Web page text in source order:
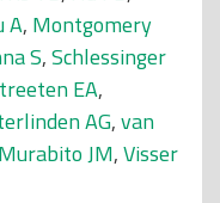
A, Montgomery
S,Schlessinger
EA,
AG,van
Murabito JM,Visser